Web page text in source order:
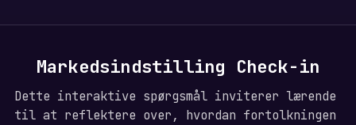
Markedsindstilling Check-in
Dette interaktive spørgsmål inviterer lærende
til at reflektere over, hvordan fortolkningen